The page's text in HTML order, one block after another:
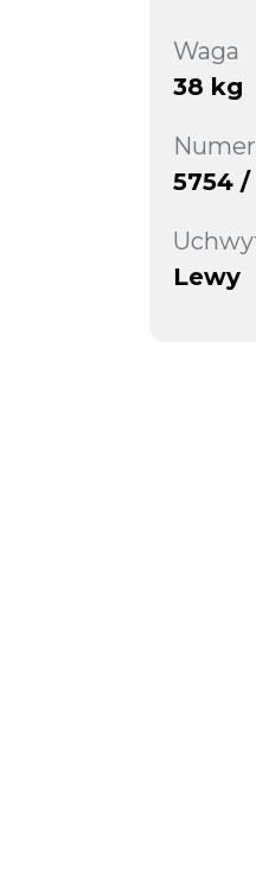
Waga
38 kg
5754 /
Lewy